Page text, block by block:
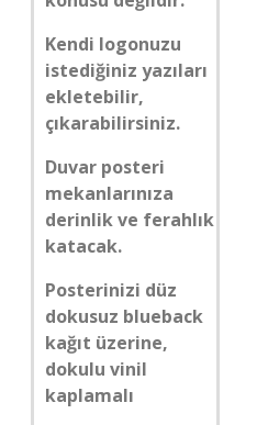
Kendi logonuzu
istediğiniz yazıları
ekletebilir,
çıkarabilirsiniz.
Duvar posteri
mekanlarınıza
derinlik ve ferahlık
katacak.
Posterinizi düz
dokusuz blueback
kağıt üzerine,
dokulu vinil
kaplamalı